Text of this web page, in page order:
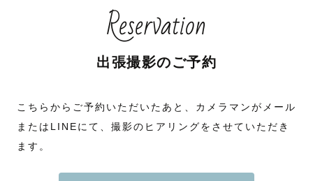
Reservation
出張撮影のご予約
こちらからご予約いただいたあと、カメラマンがメール
またはLINEにて、撮影のヒアリングをさせていただき
ます。